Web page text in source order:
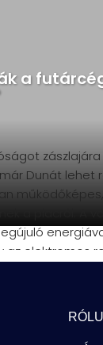
a
zászlajára
Dunát lehet
az elektromos